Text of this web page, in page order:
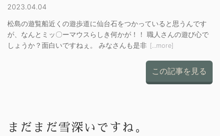
2023.04.04
松島の遊覧船近くの遊歩道に仙台石をつかっていると思うんです
が、なんとミッ〇ーマウスらしき何かが！！ 職人さんの遊び心で
しょうか？面白いですねぇ。 みなさんも是非 [...more]
この記事を見る
まだまだ雪深いですね。